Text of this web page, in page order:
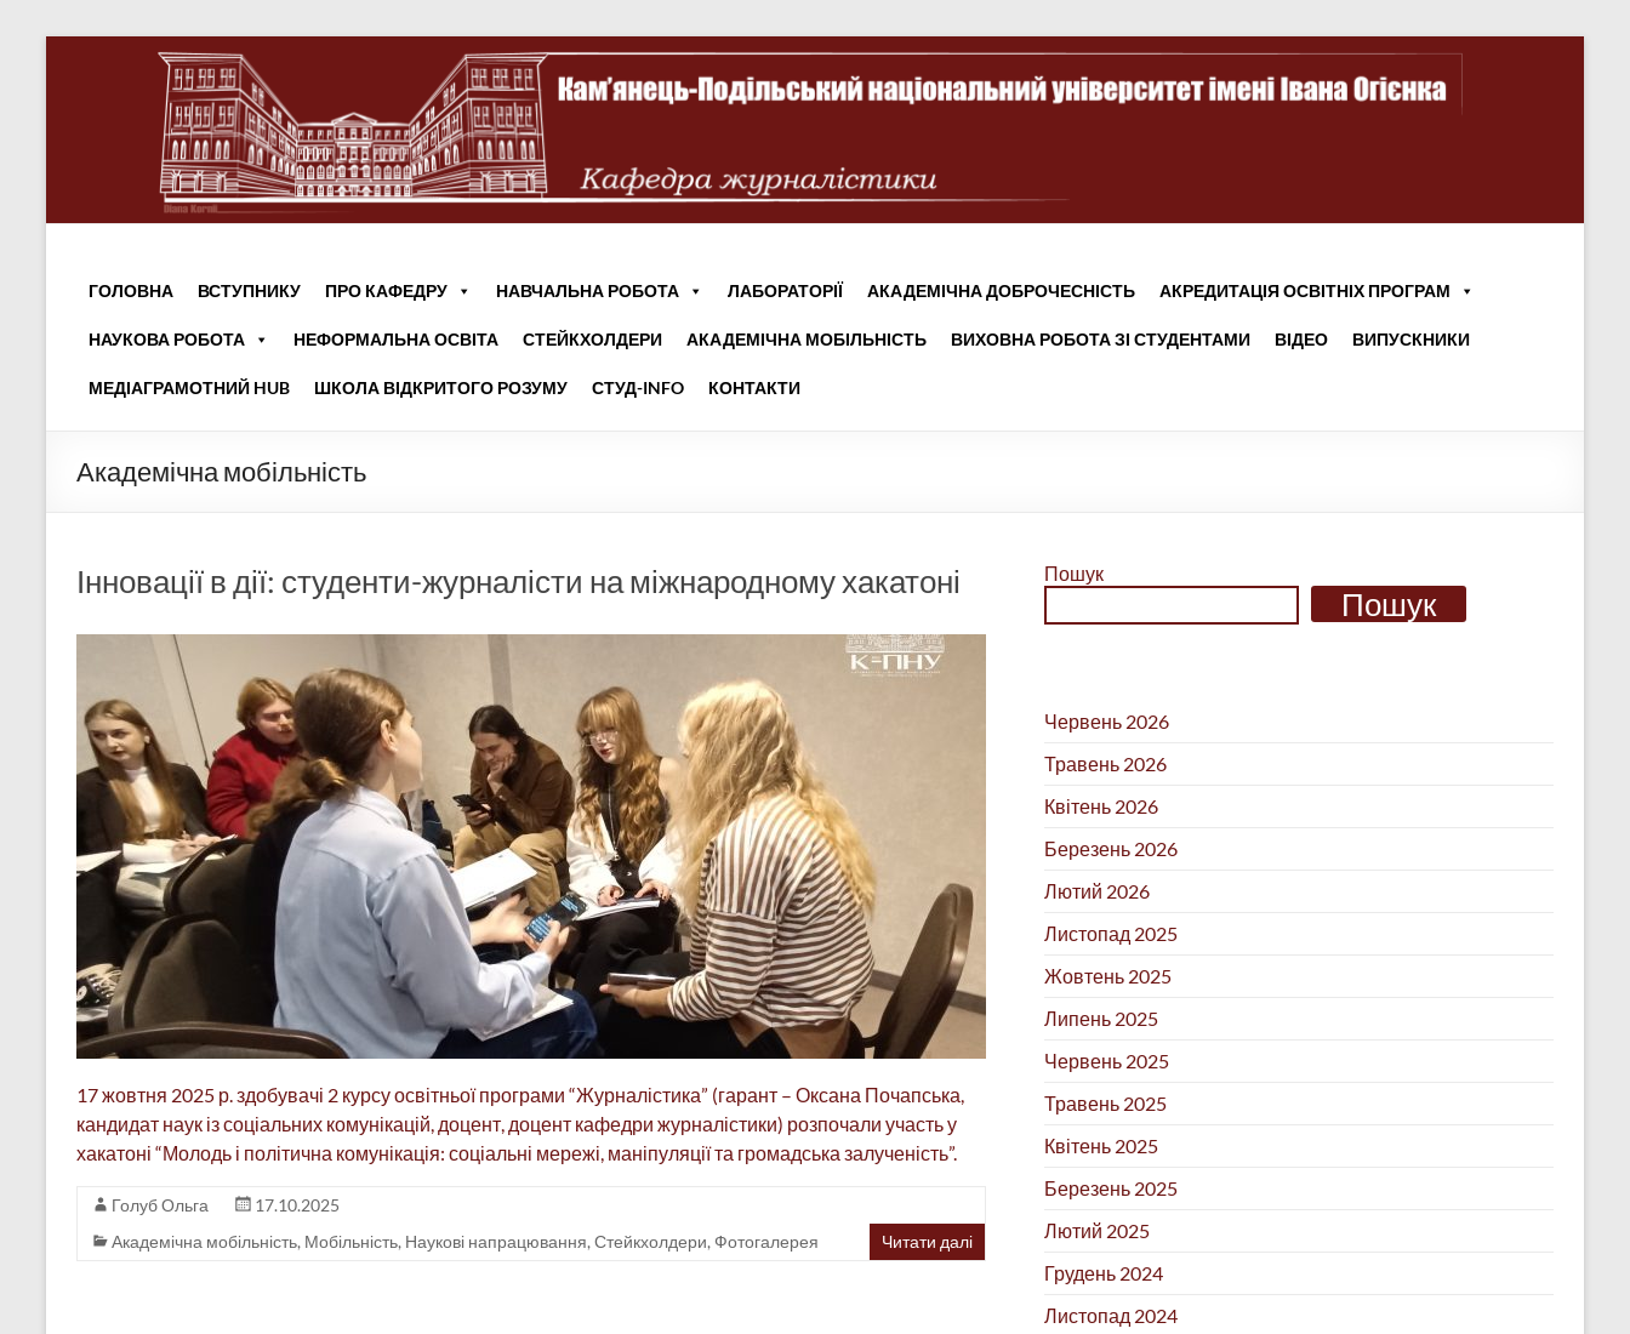
ГОЛОВНА ВСТУПНИКУ ПРО КАФЕДРУ НАВЧАЛЬНА РОБОТА ЛАБОРАТОРІЇ АКАДЕМІЧНА ДОБРОЧЕСНІСТЬ АКРЕДИТАЦІЯ ОСВІТНІХ ПРОГРАМ
НАУКОВА РОБОТА НЕФОРМАЛЬНА ОСВІТА СТЕЙКХОЛДЕРИ АКАДЕМІЧНА МОБІЛЬНІСТЬ ВИХОВНА РОБОТА ЗІ СТУДЕНТАМИ ВІДЕО ВИПУСКНИКИ
МЕДІАГРАМОТНИЙ HUB ШКОЛА ВІДКРИТОГО РОЗУМУ СТУД-INFO КОНТАКТИ
Академічна мобільність
Інновації в дії: студенти-журналісти на міжнародному хакатоні
17 жовтня 2025 р. здобувачі 2 курсу освітньої програми “Журналістика” (гарант – Оксана Почапська,
кандидат наук із соціальних комунікацій, доцент, доцент кафедри журналістики) розпочали участь у
хакатоні “Молодь і політична комунікація: соціальні мережі, маніпуляції та громадська залученість”.
Голуб Ольга
17.10.2025
Академічна мобільність, Мобільність, Наукові напрацювання, Стейкхолдери, Фотогалерея Читати далі
Пошук
Пошук
Червень 2026
Травень 2026
Квітень 2026
Березень 2026
Лютий 2026
Листопад 2025
Жовтень 2025
Липень 2025
Червень 2025
Травень 2025
Квітень 2025
Березень 2025
Лютий 2025
Грудень 2024
Листопад 2024